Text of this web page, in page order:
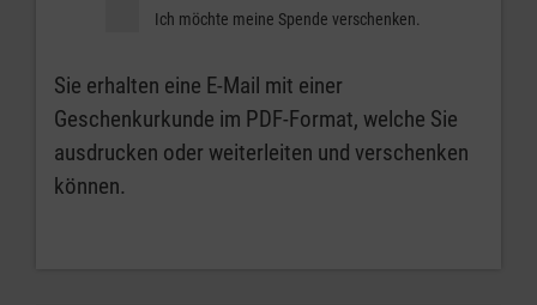
Ich möchte meine Spende verschenken.
Sie erhalten eine E-Mail mit einer
Geschenkurkunde im PDF-Format, welche Sie
ausdrucken oder weiterleiten und verschenken
können.